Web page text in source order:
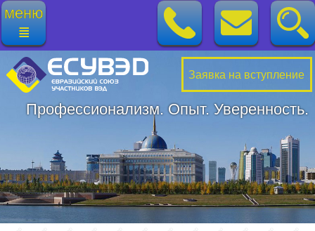
меню
≣
Профессионализм. Опыт. Уверенность.
Заявка на вступление